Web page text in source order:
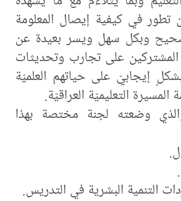
تطور في كيفية إيصال المعلومة
وبكل سهل ويسر بعيدة عن
المشتركين على تجارب وتحديثات
إيجابيّ على حياتهم العلميّة
التعليميّة العراقيّة.
وضعته لجنة مختصة بهذا